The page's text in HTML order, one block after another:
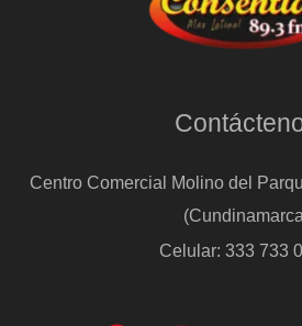
Centro Comercial Molino del
Celular: 333 733